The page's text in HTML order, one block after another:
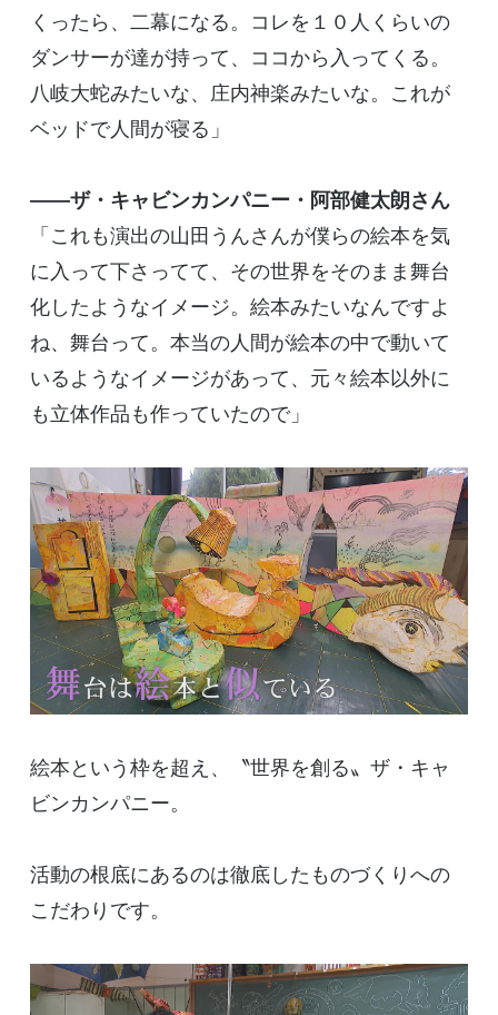
くったら、二幕になる。コレを１０人くらいの
ダンサーが達が持って、ココから入ってくる。
八岐大蛇みたいな、庄内神楽みたいな。これが
ベッドで人間が寝る」
――ザ・キャビンカンパニー・阿部健太朗さん
「これも演出の山田うんさんが僕らの絵本を気
に入って下さってて、その世界をそのまま舞台
化したようなイメージ。絵本みたいなんですよ
ね、舞台って。本当の人間が絵本の中で動いて
いるようなイメージがあって、元々絵本以外に
も立体作品も作っていたので」
絵本という枠を超え、〝世界を創る〟ザ・キャ
ビンカンパニー。
活動の根底にあるのは徹底したものづくりへの
こだわりです。